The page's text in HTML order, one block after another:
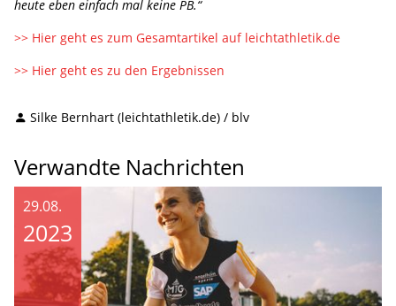
heute eben einfach mal keine PB.“
>> Hier geht es zum Gesamtartikel auf leichtathletik.de
>> Hier geht es zu den Ergebnissen
Silke Bernhart (leichtathletik.de) / blv
Verwandte Nachrichten
29.08.
2023